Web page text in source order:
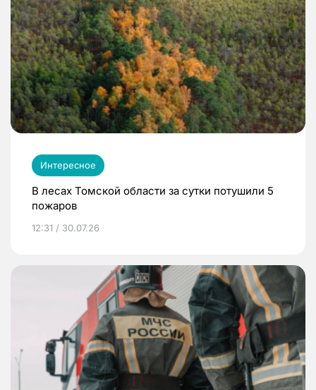
Интересное
В лесах Томской области за сутки потушили 5
пожаров
12:31 / 30.07.26